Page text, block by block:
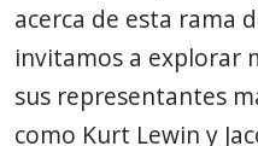
acerca de esta rama
invitamos a explorar
sus representantes
como Kurt Lewin y